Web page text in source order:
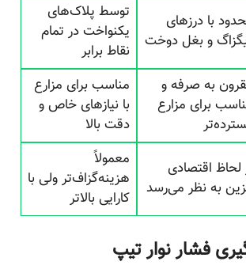
با درزهای
و بغل دوخت
توسط پلاک‌های
یکنواخت در تمام
نقاط برابر
به صرفه و
برای مزارع
مناسب برای مزارع
با نیازهای خاص و
دقت بالا
لحاظ اقتصادی
به نظر می‌رسد
معمولاً
هزینه‌گزاف‌تر ولی با
کارایی بالاتر
فشار نوار تیپ